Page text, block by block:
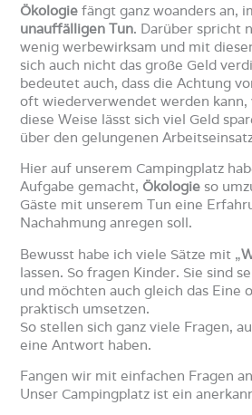
Ökologie fängt ganz woanders an,
unauffälligen Tun. Darüber spricht
wenig werbewirksam und mit
sich auch nicht das große Geld
bedeutet auch, dass die Achtung
oft wiederverwendet werden kann,
diese Weise lässt sich viel Geld
über den gelungenen
Hier auf unserem Campingplatz
Aufgabe gemacht, Ökologie so
Gäste mit unserem Tun eine
Nachahmung anregen soll.
Bewusst habe ich viele Sätze mit „
lassen. So fragen Kinder. Sie sind
und möchten auch gleich das Eine
praktisch umsetzen.
So stellen sich ganz viele Fragen,
eine Antwort haben.
Fangen wir mit einfachen Fragen
Unser Campingplatz ist ein